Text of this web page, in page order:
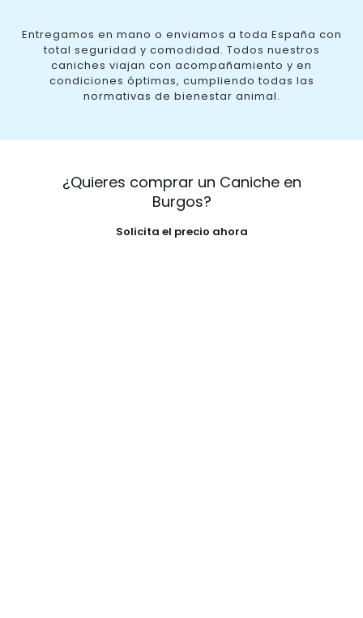
Entregamos en mano o enviamos a toda España con
total seguridad y comodidad. Todos nuestros
caniches viajan con acompañamiento y en
condiciones óptimas, cumpliendo todas las
normativas de bienestar animal.
¿Quieres comprar un Caniche en
Burgos?
Solicita el precio ahora